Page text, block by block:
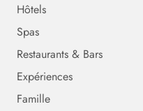
Hôtels
Spas
Restaurants & Bars
Expériences
Famille